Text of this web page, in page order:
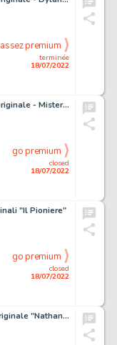
terminée
18/07/2022
premium
Bruno Marraffa - 4x Tavola Originale - Mister No n. 104 - "La casa di satana" - (1984)
closed
18/07/2022
go premium
"Il Pioniere"
closed
18/07/2022
go premium
Roberto De Angelis studio originale "Nathan Never"